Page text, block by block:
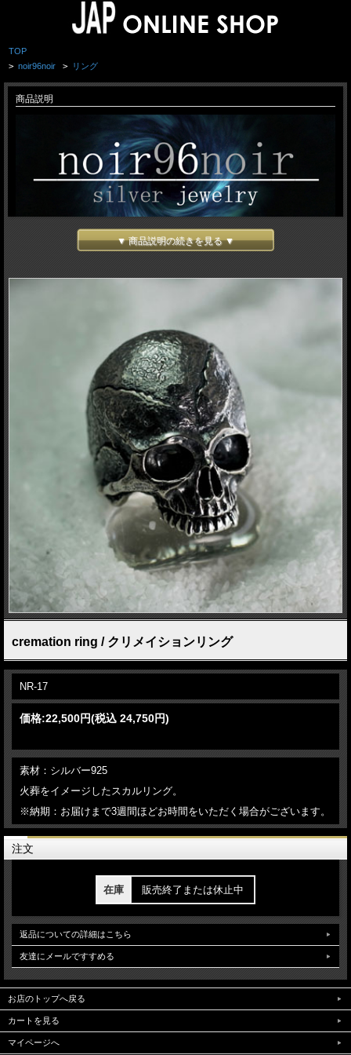
TOP
> noir96noir > リング
商品説明
▼ 商品説明の続きを見る ▼
cremation ring / クリメイションリング
NR-17
価格:22,500円(税込 24,750円)
素材：シルバー925
火葬をイメージしたスカルリング。
※納期：お届けまで3週間ほどお時間をいただく場合がございます。
注文
在庫 販売終了または休止中
返品についての詳細はこちら
友達にメールですすめる
お店のトップへ戻る
カートを見る
マイページへ